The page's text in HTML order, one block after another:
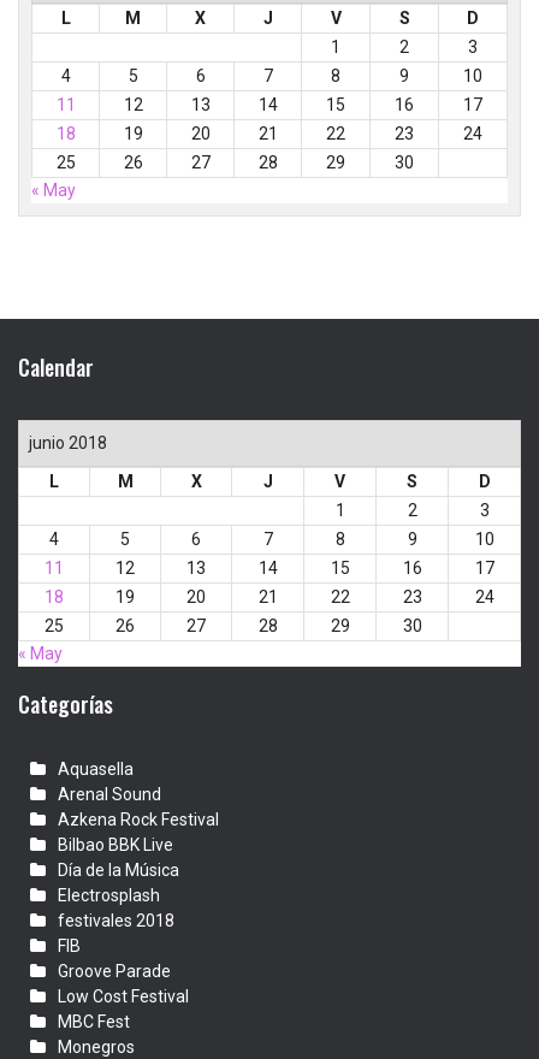
L
M X J V S
D
1
2
3
4
5 6 7 8 9
10
11
12 13 14 15 16
17
18
19 20 21 22 23
24
25
26 27 28 29
30
« May
Calendar
junio 2018
L
M X J V S
D
1
2
3
4
5 6 7 8 9
10
11
12 13 14 15 16
17
18
19 20 21 22 23
24
25
26 27 28 29
30
« May
Categorías
Aquasella
Arenal Sound
Azkena Rock Festival
Bilbao BBK Live
Día de la Música
Electrosplash
festivales 2018
FIB
Groove Parade
Low Cost Festival
MBC Fest
Monegros